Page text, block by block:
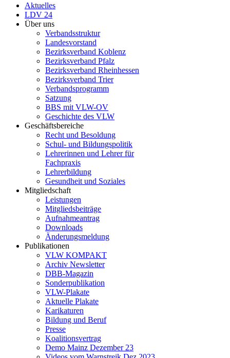
Aktuelles
LDV 24
Über uns
Verbandsstruktur
Landesvorstand
Bezirksverband Koblenz
Bezirksverband Pfalz
Bezirksverband Rheinhessen
Bezirksverband Trier
Verbandsprogramm
Satzung
BBS mit VLW-OV
Geschichte des VLW
Geschäftsbereiche
Recht und Besoldung
Schul- und Bildungspolitik
Lehrerinnen und Lehrer für
Fachpraxis
Lehrerbildung
Gesundheit und Soziales
Mitgliedschaft
Leistungen
Mitgliedsbeiträge
Aufnahmeantrag
Downloads
Änderungsmeldung
Publikationen
VLW KOMPAKT
Archiv Newsletter
DBB-Magazin
Sonderpublikation
VLW-Plakate
Aktuelle Plakate
Karikaturen
Bildung und Beruf
Presse
Koalitionsvertrag
Demo Mainz Dezember 23